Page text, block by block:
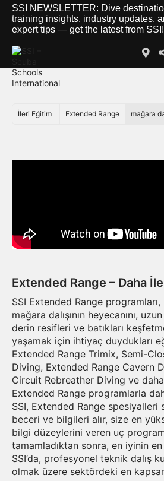
SSI NEWSLETTER: Dive
training insights, industry updates,
expert tips — get the latest from SSI!
İleri Eğitim Extended Range mağara
Extended Range – Daha
SSI Extended Range
mağara dalışının heyecanını,
derin resifleri ve batıkları
yaşamak için ihtiyaç duydukları
Extended Range Trimix, Semi-
Diving, Extended Range Cavern
Circuit Rebreather Diving ve
Extended Range programlarla
SSI, Extended Range spesiyalleri
beceri ve bilgileri alır, size en
bilgi düzeylerini veren uç
tamamladıktan sonra, en iyinin en
SSI’da, profesyonel teknik dalış
olmak üzere sektördeki en